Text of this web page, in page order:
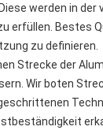
werden in
erfüllen. Bestes
zu definieren.
Strecke der
Wir boten